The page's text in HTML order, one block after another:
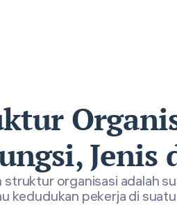
Jenis
struktur organisasi adalah
kedudukan pekerja di